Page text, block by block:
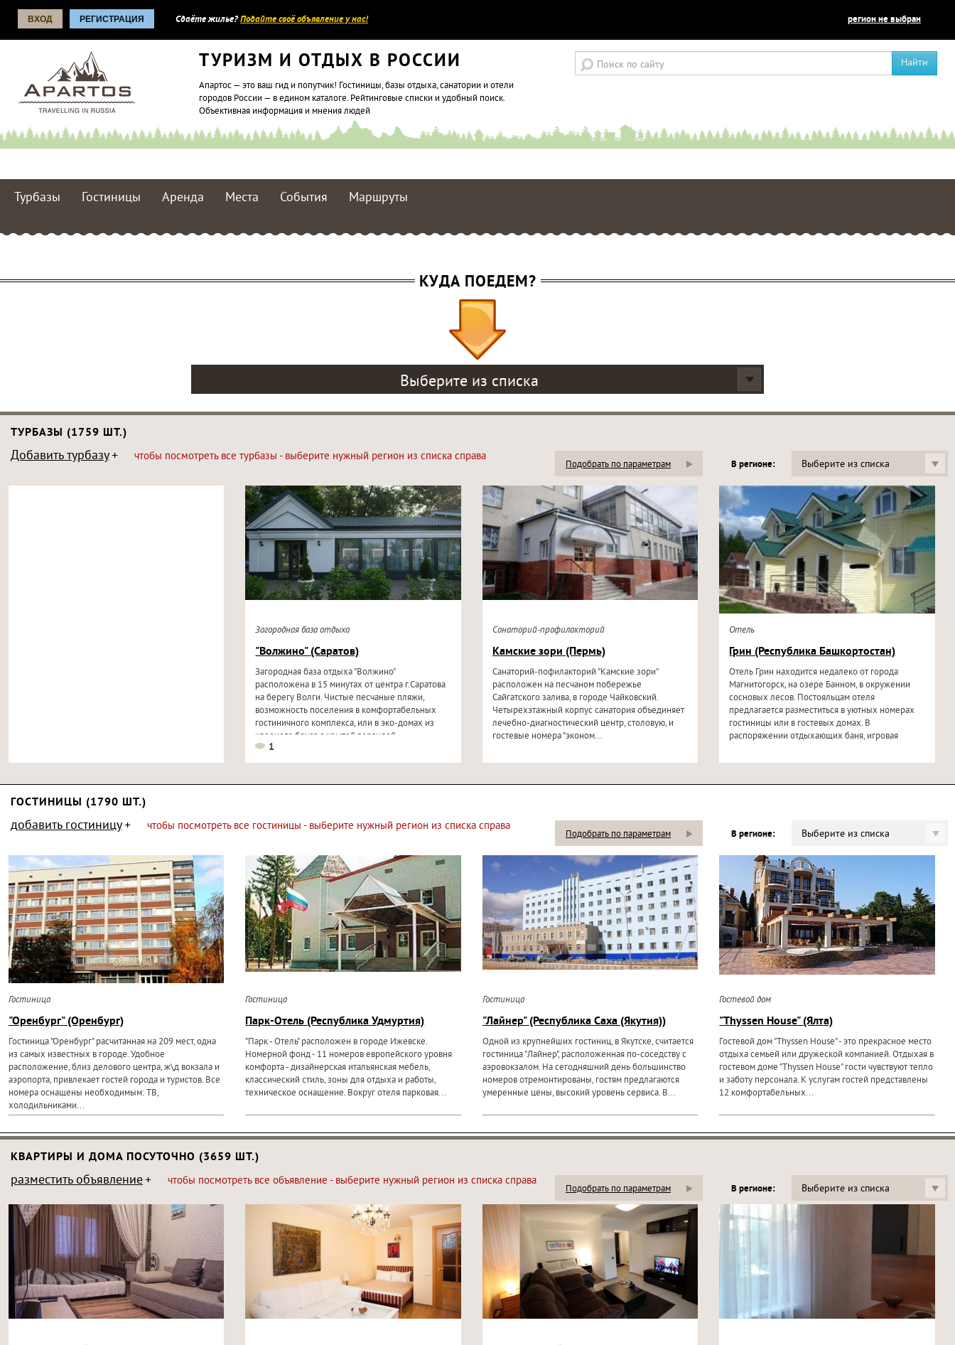
ВХОД РЕГИСТРАЦИЯ Сдаёте жилье?Подайте своё объявление у нас! регион не выбран
ТУРИЗМ И ОТДЫХ В РОССИИ
Апартос — это ваш гид и попутчик! Гостиницы, базы отдыха, санатории и отели
городов России — в едином каталоге. Рейтинговые списки и удобный поиск.
Объективная информация и мнения людей
Найти
Турбазы Гостиницы Аренда Места События Маршруты
КУДА ПОЕДЕМ?
Выберите из списка
ТУРБАЗЫ (1759 ШТ.)
Добавить турбазу чтобы посмотреть все турбазы - выберите нужный регион из списка справа
Подобрать по параметрам В регионе: Выберите из списка
Загородная база отдыха
"Волжино" (Саратов)
Загородная база отдыха "Волжино"
расположена в 15 минутах от центра г.Саратова
на берегу Волги. Чистые песчаные пляжи,
возможность поселения в комфортабельных
гостиничного комплекса, или в эко-домах из
клееного бруса с крытой верандой...
1
Санаторий-профилакторий
Камские зори (Пермь)
Санаторий-пофилакторий "Камские зори"
расположен на песчаном побережье
Сайгатского залива, в городе Чайковский.
Четырехэтажный корпус санатория объединяет
лечебно-диагностический центр, столовую, и
гостевые номера "эконом...
Отель
Грин (Республика Башкортостан)
Отель Грин находится недалеко от города
Магнитогорск, на озере Банном, в окружении
сосновых лесов. Постояльцам отеля
предлагается разместиться в уютных номерах
гостиницы или в гостевых домах. В
распоряжении отдыхающих баня, игровая
ГОСТИНИЦЫ (1790 ШТ.)
добавить гостиницу чтобы посмотреть все гостиницы - выберите нужный регион из списка справа
Подобрать по параметрам В регионе: Выберите из списка
Гостиница
"Оренбург" (Оренбург)
Гостиница "Оренбург" расчитанная на 209 мест, одна
из самых известных в городе. Удобное
расположение, близ делового центра, ж\д вокзала и
аэропорта, привлекает гостей города и туристов. Все
номера оснащены необходимым: ТВ,
холодильниками...
Гостиница
Парк-Отель (Республика Удмуртия)
"Парк - Отель" расположен в городе Ижевске.
Номерной фонд - 11 номеров европейского уровня
комфорта - дизайнерская итальянская мебель,
классический стиль, зоны для отдыха и работы,
техническое оснащение. Вокруг отеля парковая...
Гостиница
"Лайнер" (Республика Саха (Якутия))
Одной из крупнейших гостиниц, в Якутске, считается
гостиница "Лайнер", расположенная по-соседству с
аэровокзалом. На сегодняшний день большинство
номеров отремонтированы, гостям предлагаются
умеренные цены, высокий уровень сервиса. В...
Гостевой дом
"Thyssen Нouse" (Ялта)
Гостевой дом "Thyssen House" - это прекрасное место
отдыха семьей или дружеской компанией. Отдыхая в
гостевом доме "Thyssen House" гости чувствуют тепло
и заботу персонала. К услугам гостей представлены
12 комфортабельных...
КВАРТИРЫ И ДОМА ПОСУТОЧНО (3659 ШТ.)
разместить объявление чтобы посмотреть все объявление - выберите нужный регион из списка справа
Подобрать по параметрам В регионе: Выберите из списка